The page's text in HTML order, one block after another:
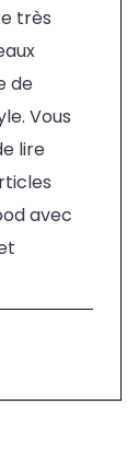
très
de
Vous
lire
avec